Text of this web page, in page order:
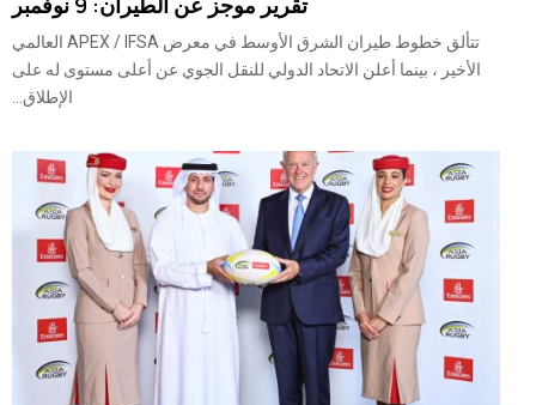
تتألق خطوط طيران الشرق الأوسط في معرض APEX / IFSA العالمي
الأخير ، بينما أعلن الاتحاد الدولي للنقل الجوي عن أعلى مستوى له على
الإطلاق...